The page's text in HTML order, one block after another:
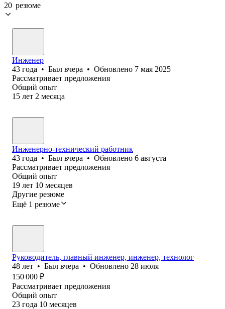
20 резюме
Инженер
43 года • Был вчера • Обновлено 7 мая 2025
Рассматривает предложения
Общий опыт
15 лет 2 месяца
Инженерно-технический работник
43 года • Был вчера • Обновлено 6 августа
Рассматривает предложения
Общий опыт
19 лет 10 месяцев
Другие резюме
Ещё 1 резюме
Руководитель, главный инженер, инженер, технолог
48 лет • Был вчера • Обновлено 28 июля
150 000 ₽
Рассматривает предложения
Общий опыт
23 года 10 месяцев